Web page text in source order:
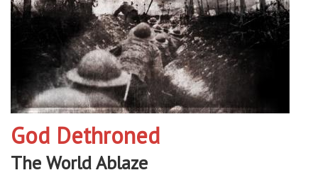
God Dethroned
The World Ablaze